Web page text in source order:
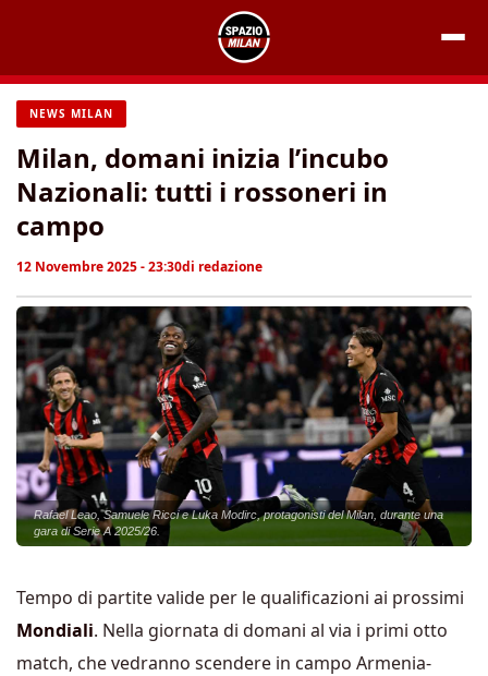
contenuto
NEWS MILAN
Milan, domani inizia l’incubo
Nazionali: tutti i rossoneri in
campo
12 Novembre 2025 - 23:30di redazione
Rafael Leao, Samuele Ricci e Luka Modirc, protagonisti del Milan, durante una
gara di Serie A 2025/26.
Tempo di partite valide per le qualificazioni ai prossimi
Mondiali. Nella giornata di domani al via i primi otto
match, che vedranno scendere in campo Armenia-